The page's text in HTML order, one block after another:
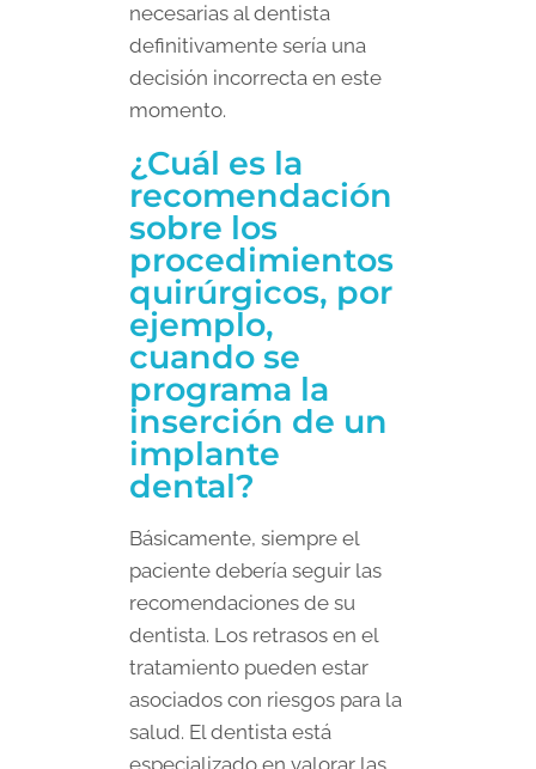
necesarias al dentista
definitivamente sería una
decisión incorrecta en este
momento.
¿Cuál es la
recomendación
sobre los
procedimientos
quirúrgicos, por
ejemplo,
cuando se
programa la
inserción de un
implante
dental?
Básicamente, siempre el
paciente debería seguir las
recomendaciones de su
dentista. Los retrasos en el
tratamiento pueden estar
asociados con riesgos para la
salud. El dentista está
especializado en valorar las